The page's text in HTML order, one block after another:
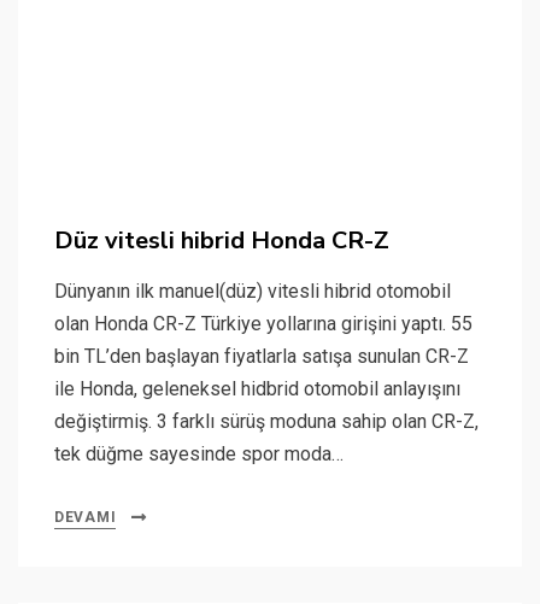
Düz vitesli hibrid Honda CR-Z
Dünyanın ilk manuel(düz) vitesli hibrid otomobil
olan Honda CR-Z Türkiye yollarına girişini yaptı. 55
bin TL’den başlayan fiyatlarla satışa sunulan CR-Z
ile Honda, geleneksel hidbrid otomobil anlayışını
değiştirmiş. 3 farklı sürüş moduna sahip olan CR-Z,
tek düğme sayesinde spor moda…
DEVAMI